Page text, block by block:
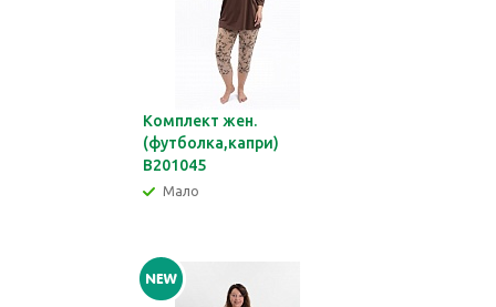
Комплект жен.
(футболка,капри)
В201045
Мало